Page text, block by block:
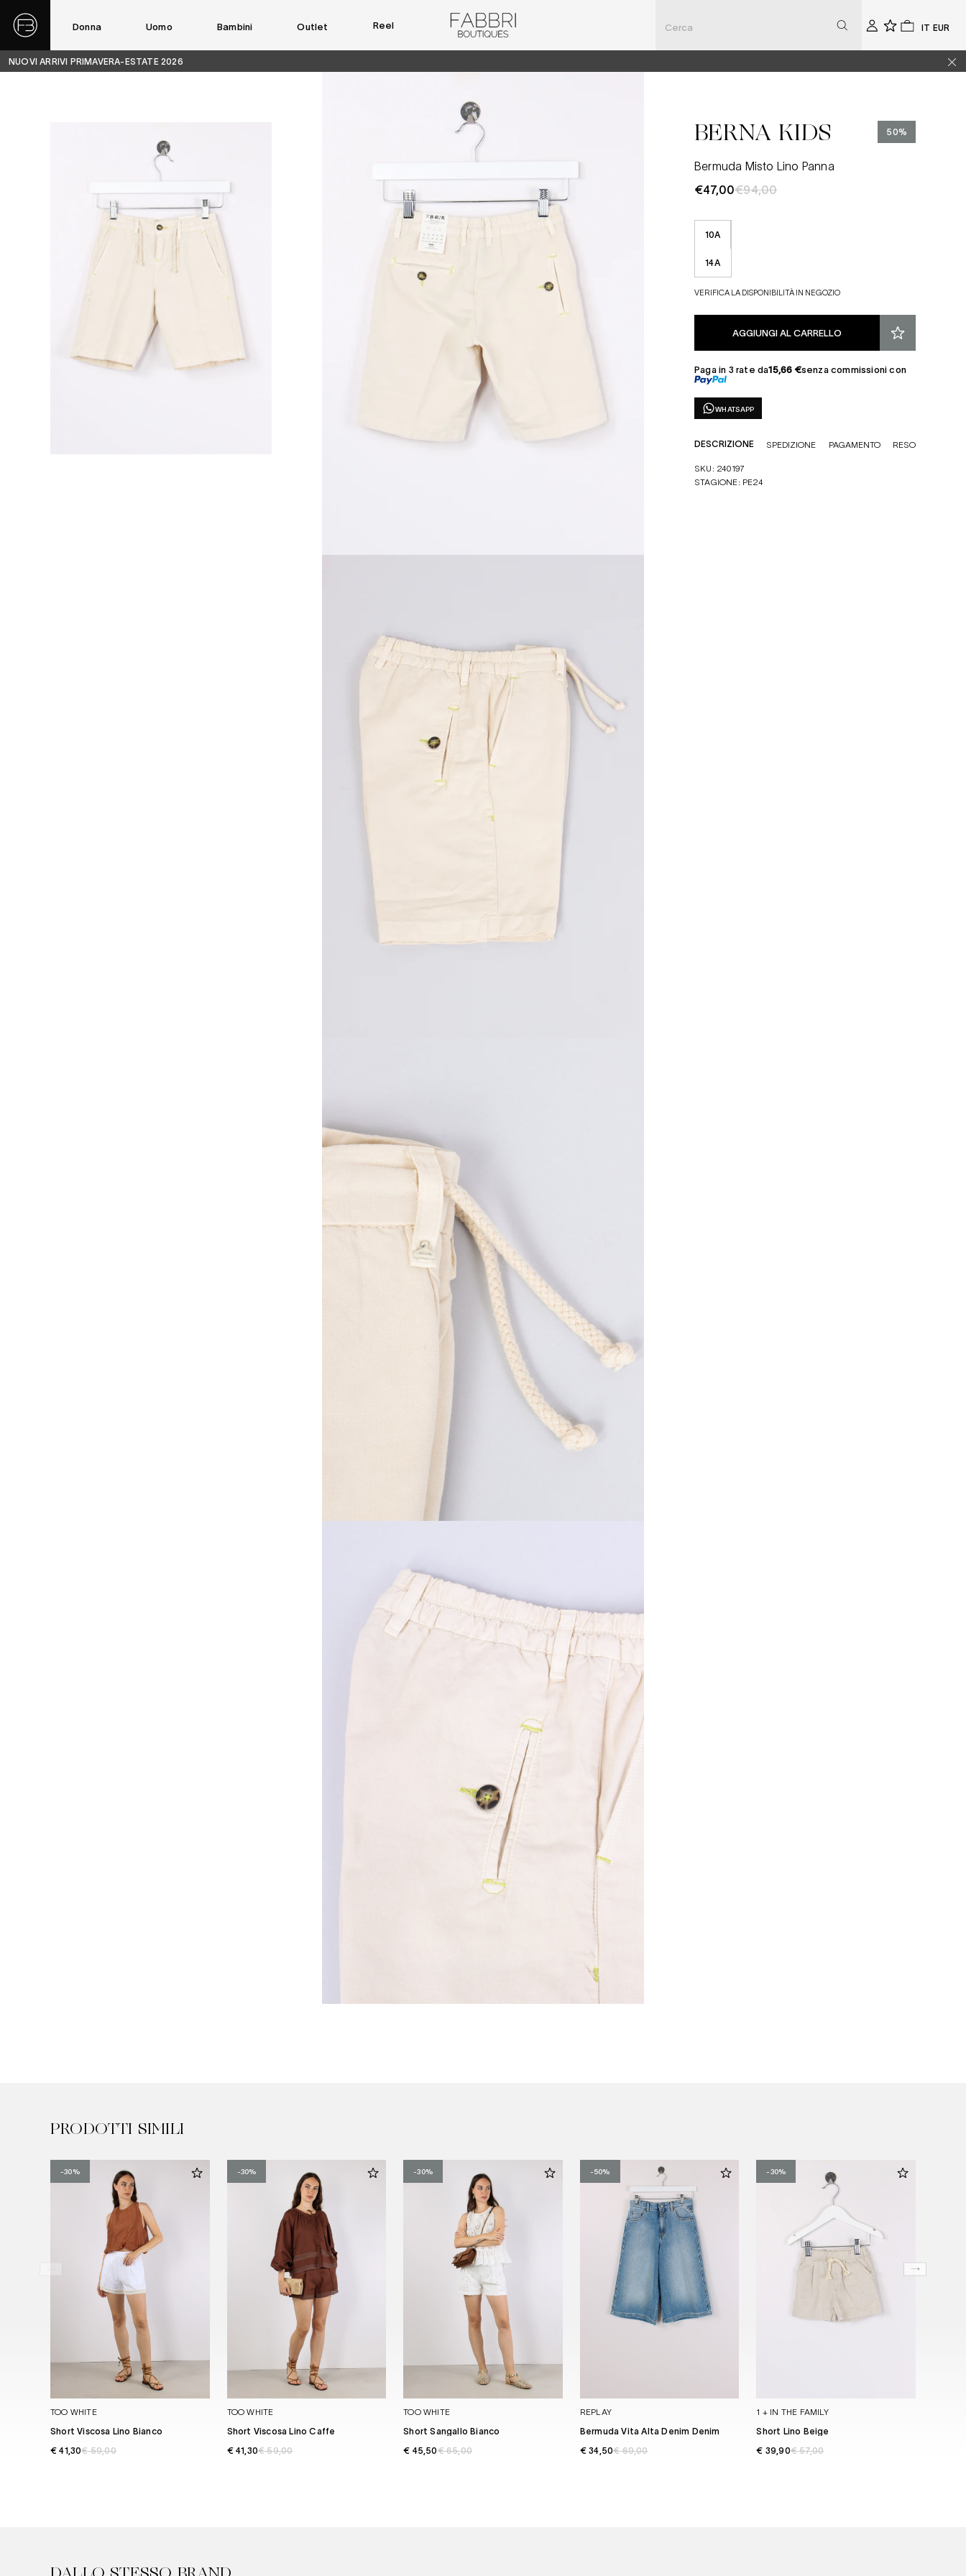
Donna Uomo Bambini Outlet Reel Account
0 0
Seleziona
la la
NUOVI ARRIVI PRIMAVERA-ESTATE 2026
50%
BERNA KIDS
Bermuda Misto Lino Panna
€47,00€94,00
10A
14A
VERIFICA LA DISPONIBILITÀ IN NEGOZIO
AGGIUNGI AL CARRELLO
Paga in 3 rate da15,66 €senza commissioni con
WHATSAPP
DESCRIZIONE SPEDIZIONE PAGAMENTO RESO
SKU: 240197
STAGIONE: PE24
PRODOTTI SIMILI
-30%
TOO WHITE
Short Viscosa Lino Bianco
€ 41,30€ 59,00
-30%
TOO WHITE
Short Viscosa Lino Caffe
€ 41,30€ 59,00
-30%
TOO WHITE
Short Sangallo Bianco
€ 45,50€ 65,00
-50%
REPLAY
Bermuda Vita Alta Denim Denim
€ 34,50€ 69,00
-30%
1 + IN THE FAMILY
Short Lino Beige
€ 39,90€ 57,00